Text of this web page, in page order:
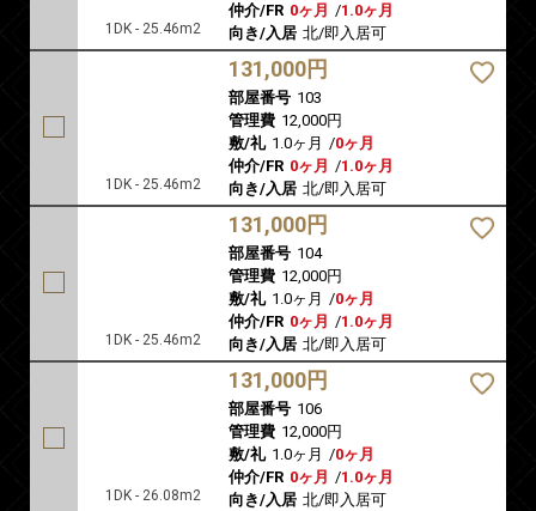
1DK - 25.46m2
仲介/FR 0ヶ月 /1.0ヶ月
向き/入居 北/即入居可
1DK - 25.46m2
131,000円
部屋番号 103
管理費 12,000円
敷/礼 1.0ヶ月 /0ヶ月
仲介/FR 0ヶ月 /1.0ヶ月
向き/入居 北/即入居可
1DK - 25.46m2
131,000円
部屋番号 104
管理費 12,000円
敷/礼 1.0ヶ月 /0ヶ月
仲介/FR 0ヶ月 /1.0ヶ月
向き/入居 北/即入居可
1DK - 26.08m2
131,000円
部屋番号 106
管理費 12,000円
敷/礼 1.0ヶ月 /0ヶ月
仲介/FR 0ヶ月 /1.0ヶ月
向き/入居 北/即入居可